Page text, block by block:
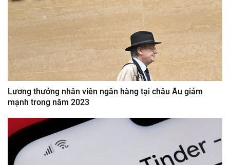
Lương thưởng nhân viên ngân hàng tại châu Âu giảm
mạnh trong năm 2023